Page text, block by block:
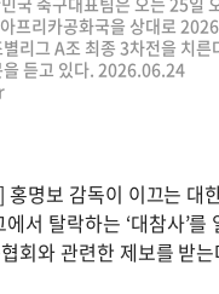
프리카공화국을 상대로
리그 A조 최종 3차전을 치른
을 듣고 있다. 2026.06.24
명보 감독이 이끄는 대
서 탈락하는 ‘대참사’를
회와 관련한 제보를 받